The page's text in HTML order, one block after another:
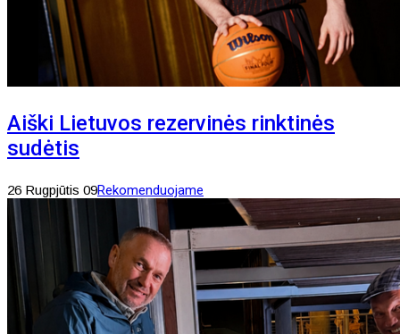
Aiški Lietuvos rezervinės rinktinės
sudėtis
26 Rugpjūtis 09Rekomenduojame